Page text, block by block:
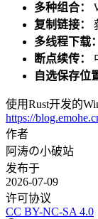
多种组合：
复制链接：
多线程下载：
断点续传：
自选保存位
使用Rust开发的
https://
作者
阿涛の小破站
发布于
2026-07-09
许可协议
CC BY-NC-SA 4.0